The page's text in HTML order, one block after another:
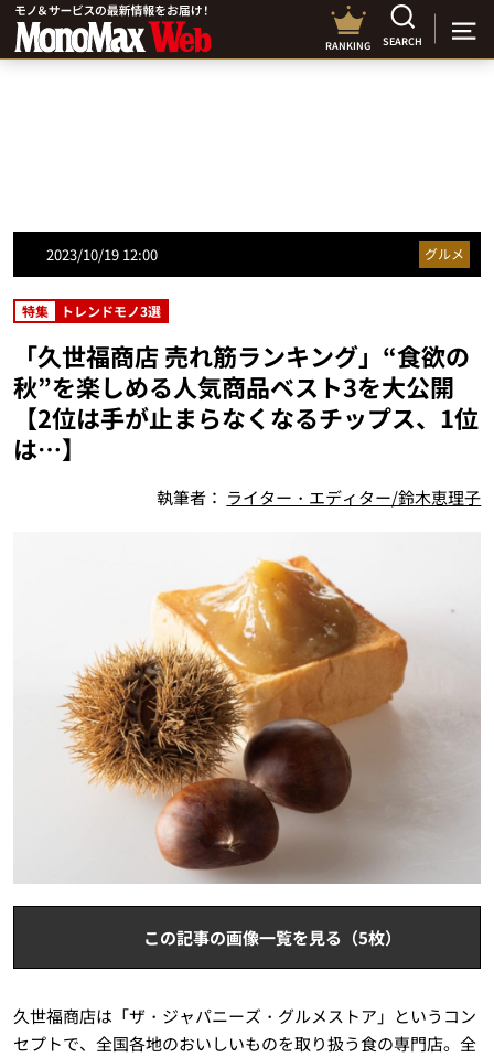
RANKING SEARCH
2023/10/19 12:00 グルメ
特集 トレンドモノ3選
「久世福商店 売れ筋ランキング」“食欲の
秋”を楽しめる人気商品ベスト3を大公開
【2位は手が止まらなくなるチップス、1位
は…】
執筆者： ライター・エディター/鈴木恵理子
この記事の画像一覧を見る（5枚）
久世福商店は「ザ・ジャパニーズ・グルメストア」というコン
セプトで、全国各地のおいしいものを取り扱う食の専門店。全